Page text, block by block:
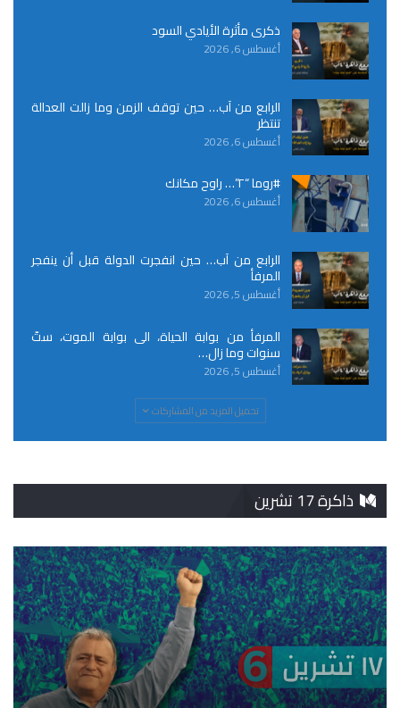
ذكرى مأثرة الأيادي السود
أغسطس 6, 2026
الرابع من آب… حين توقف الزمن وما زالت العدالة
تنتظر
أغسطس 6, 2026
#روما “٢”… راوح مكانك
أغسطس 6, 2026
الرابع من آب… حين انفجرت الدولة قبل أن ينفجر
المرفأ
أغسطس 5, 2026
المرفأ من بوابة الحياة، الى بوابة الموت، ستّ
سنوات وما زال…
أغسطس 5, 2026
تحميل المزيد من المشاركات
ذاكرة 17 تشرين